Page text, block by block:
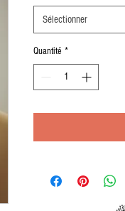
Sélectionner
Quantité *